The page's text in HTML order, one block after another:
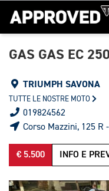
GAS GAS EC
TRIUMPH SAVONA
TUTTE LE NOSTRE MOTO
019824562
Corso Mazzini, 125 R
€ 5.500 INFO E